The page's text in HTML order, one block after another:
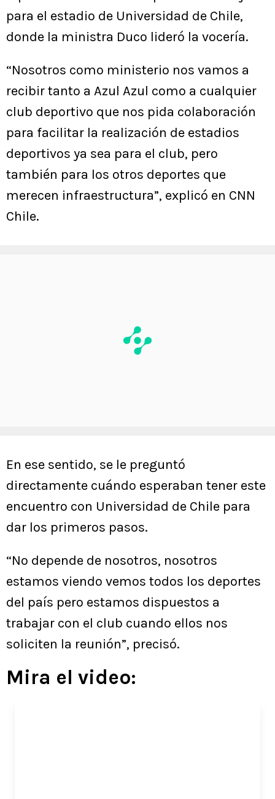
para el estadio de Universidad de Chile,
donde la ministra Duco lideró la vocería.
“Nosotros como ministerio nos vamos a
recibir tanto a Azul Azul como a cualquier
club deportivo que nos pida colaboración
para facilitar la realización de estadios
deportivos ya sea para el club, pero
también para los otros deportes que
merecen infraestructura”, explicó en CNN
Chile.
En ese sentido, se le preguntó
directamente cuándo esperaban tener este
encuentro con Universidad de Chile para
dar los primeros pasos.
“No depende de nosotros, nosotros
estamos viendo vemos todos los deportes
del país pero estamos dispuestos a
trabajar con el club cuando ellos nos
soliciten la reunión”, precisó.
Mira el video: